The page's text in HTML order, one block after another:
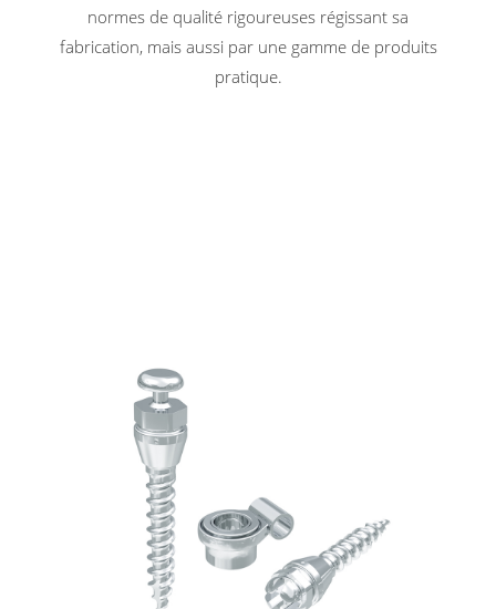
normes de qualité rigoureuses régissant sa
fabrication, mais aussi par une gamme de produits
pratique.